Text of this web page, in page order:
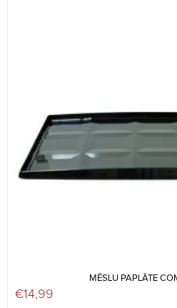
MĒSLU PAPLĀTE
€14,99